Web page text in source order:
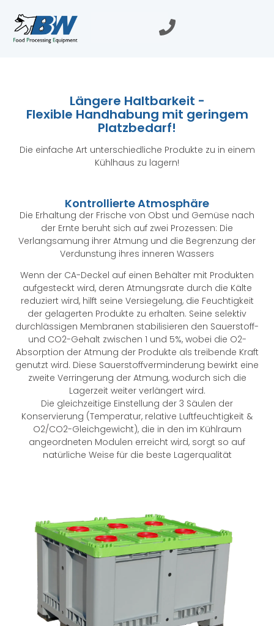
Längere Haltbarkeit -
Flexible Handhabung mit geringem
Platzbedarf!
Die einfache Art unterschiedliche Produkte zu in einem
Kühlhaus zu lagern!
Kontrollierte Atmosphäre
Die Erhaltung der Frische von Obst und Gemüse nach
der Ernte beruht sich auf zwei Prozessen: Die
Verlangsamung ihrer Atmung und die Begrenzung der
Verdunstung ihres inneren Wassers
Wenn der CA-Deckel auf einen Behälter mit Produkten
aufgesteckt wird, deren Atmungsrate durch die Kälte
reduziert wird, hilft seine Versiegelung, die Feuchtigkeit
der gelagerten Produkte zu erhalten. Seine selektiv
durchlässigen Membranen stabilisieren den Sauerstoff-
und CO2-Gehalt zwischen 1 und 5%, wobei die O2-
Absorption der Atmung der Produkte als treibende Kraft
genutzt wird. Diese Sauerstoffverminderung bewirkt eine
zweite Verringerung der Atmung, wodurch sich die
Lagerzeit weiter verlängert wird.
Die gleichzeitige Einstellung der 3 Säulen der
Konservierung (Temperatur, relative Luftfeuchtigkeit &
O2/CO2-Gleichgewicht), die in den im Kühlraum
angeordneten Modulen erreicht wird, sorgt so auf
natürliche Weise für die beste Lagerqualität